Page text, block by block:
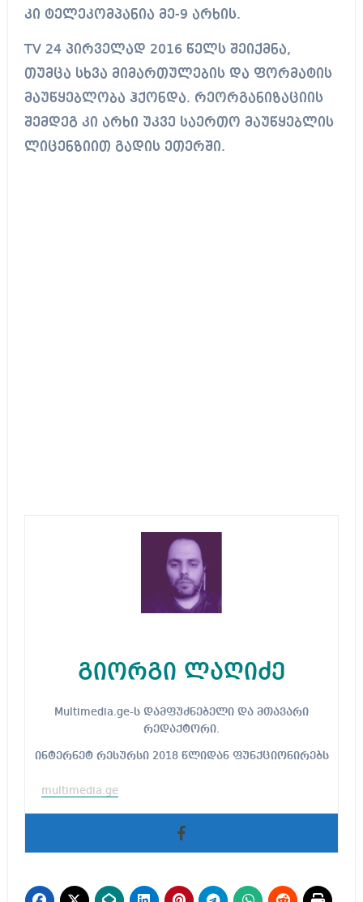
კი ტელეკომპანია მე-9 არხის.
TV 24 პირველად 2016 წელს შეიქმნა,
თუმცა სხვა მიმართულების და ფორმატის
მაუწყებლობა ჰქონდა. რეორგანიზაციის
შემდეგ კი არხი უკვე საერთო მაუწყებლის
ლიცენზიით გადის ეთერში.
გიორგი ლაღიძე
Multimedia.ge-ს დამფუძნებელი და მთავარი
რედაქტორი.
ინტერნეტ რესურსი 2018 წლიდან ფუნქციონირებს
multimedia.ge